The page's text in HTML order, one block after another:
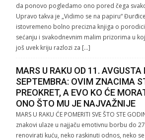
da ponovo pogledamo ono pored čega
Upravo takva je „Vidimo se na papiru“
istovremeno bolno precizna knjiga o
sećanju i svakodnevnim malim prizorima u
još uvek kriju razlozi za […]
MARS U RAKU OD 11. AVGUSTA
SEPTEMBRA: OVIM ZNACIMA
PREOKRET, A EVO KO ĆE
ONO ŠTO MU JE NAJVAŽNIJE
MARS U RAKU ĆE POMERITI SVE ŠTO STE
znakovi ulaze u najjaču emotivnu borbu do
renovirati kuću, neko raskinuti odnos, neko